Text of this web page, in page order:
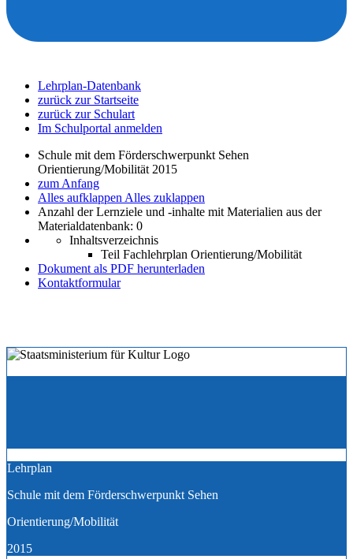
Lehrplan-Datenbank
zurück zur Startseite
zurück zur Schulart
Im Schulportal anmelden
Schule mit dem Förderschwerpunkt Sehen
Orientierung/Mobilität 2015
zum Anfang
Alles aufklappen Alles zuklappen
Anzahl der Lernziele und -inhalte mit Materialien aus der
Materialdatenbank: 0
Inhaltsverzeichnis
Teil Fachlehrplan Orientierung/Mobilität
Dokument als PDF herunterladen
Kontaktformular
Lehrplan
Schule mit dem Förderschwerpunkt Sehen
Orientierung/Mobilität
2015